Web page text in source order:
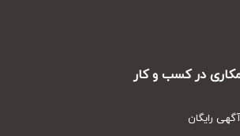
در کسب و کار
رایگان